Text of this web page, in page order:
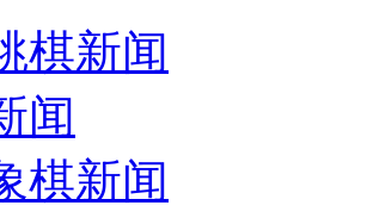
棋新闻
闻
棋新闻